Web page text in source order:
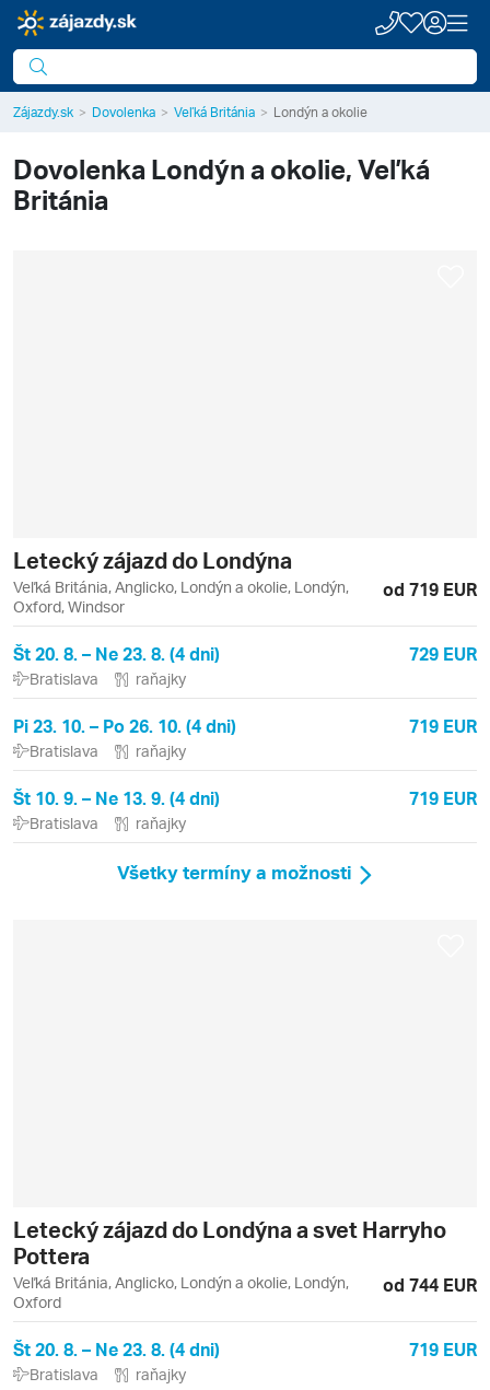
Zájazdy.sk Dovolenka Veľká Británia Londýn a okolie
Dovolenka Londýn a okolie, Veľká
Británia
Letecký zájazd do Londýna
Veľká Británia, Anglicko, Londýn a okolie, Londýn,
Oxford, Windsor
od 719 EUR
Št 20. 8. – Ne 23. 8. (4 dni) 729 EUR
Bratislava raňajky
Pi 23. 10. – Po 26. 10. (4 dni) 719 EUR
Bratislava raňajky
Št 10. 9. – Ne 13. 9. (4 dni) 719 EUR
Bratislava raňajky
Všetky termíny a možnosti
Letecký zájazd do Londýna a svet Harryho
Pottera
Veľká Británia, Anglicko, Londýn a okolie, Londýn,
Oxford
od 744 EUR
Št 20. 8. – Ne 23. 8. (4 dni) 719 EUR
Bratislava raňajky